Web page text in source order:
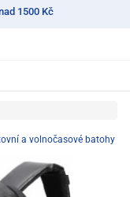
1500 Kč
a volnočasové batohy